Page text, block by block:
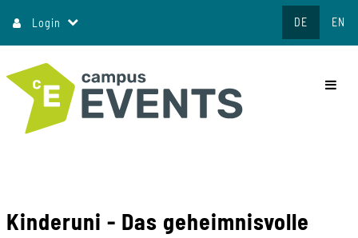
zum
Inhalt
Login DE EN
Kinderuni - Das geheimnisvolle